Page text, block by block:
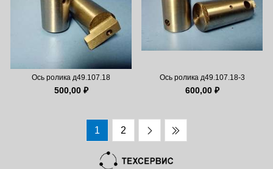
Ось ролика д49.107.18
500,00 ₽
Ось ролика д49.107.18-3
600,00 ₽
1 2